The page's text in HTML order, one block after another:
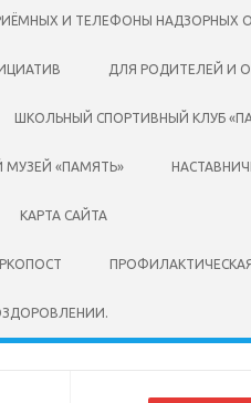
И ТЕЛЕФОНЫ НАДЗОРНЫХ
ДЛЯ РОДИТЕЛЕЙ И
ШКОЛЬНЫЙ СПОРТИВНЫЙ КЛУБ
«ПАМЯТЬ»
КАРТА САЙТА